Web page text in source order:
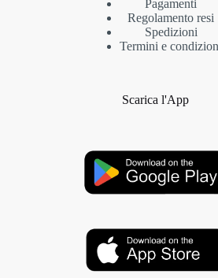
Pagamenti
Regolamento resi
Spedizioni
Termini e
Scarica l'App